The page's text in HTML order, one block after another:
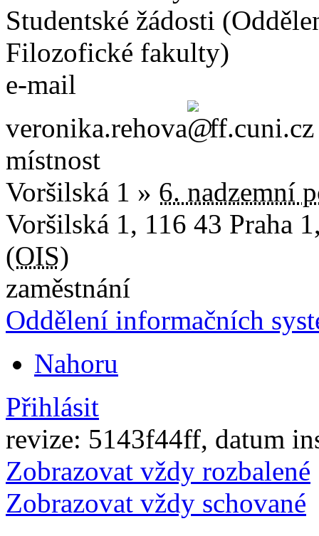
Studentské žádosti
Filozofické fakulty)
e-mail
veronika.rehova
ff.cuni.cz
místnost
Voršilská 1 » 6. nadzemní
Voršilská 1 , 116 43 Praha 1
(OIS)
zaměstnání
Oddělení informačních
Nahoru
Přihlásit
revize: 5143f44ff, datum
Zobrazovat vždy rozbalené
Zobrazovat vždy schované